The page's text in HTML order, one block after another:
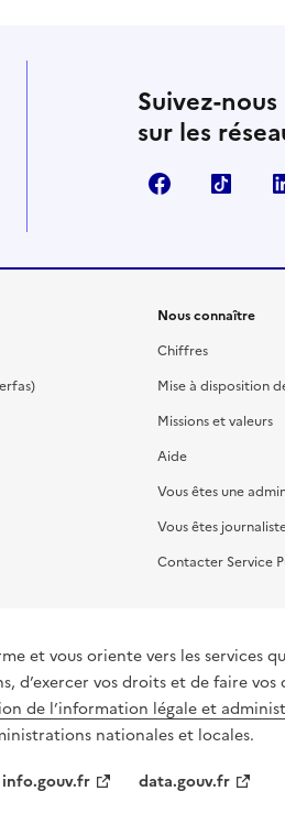
Suivez-nous
sur les
Facebook
Nous connaître
Chiffres
Mise à disposition
Missions et valeurs
Aide
Vous êtes une
Vous êtes
Contacter Service
oriente vers les services qui permettent
d’exercer vos droits et de faire
de l’information légale et
nationales et locales.
info.gouv.fr data.gouv.fr